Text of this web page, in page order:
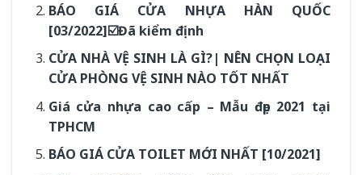
BÁO GIÁ CỬA NHỰA HÀN QUỐC
[03/2022]☑️Đã kiểm định
CỬA NHÀ VỆ SINH LÀ GÌ?| NÊN CHỌN LOẠI
CỬA PHÒNG VỆ SINH NÀO TỐT NHẤT
Giá cửa nhựa cao cấp – Mẫu đẹp 2021 tại
TPHCM
BÁO GIÁ CỬA TOILET MỚI NHẤT [10/2021]